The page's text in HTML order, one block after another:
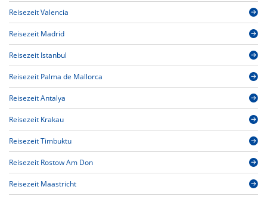
Reisezeit Valencia
Reisezeit Madrid
Reisezeit Istanbul
Reisezeit Palma de Mallorca
Reisezeit Antalya
Reisezeit Krakau
Reisezeit Timbuktu
Reisezeit Rostow Am Don
Reisezeit Maastricht